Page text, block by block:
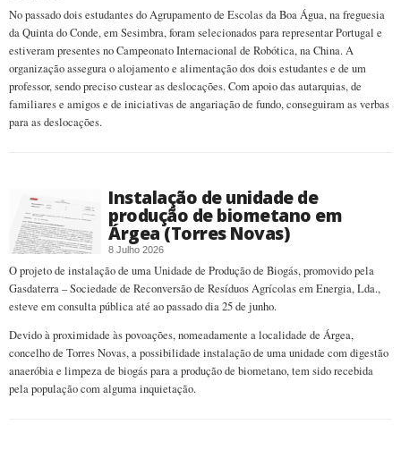
No passado dois estudantes do Agrupamento de Escolas da Boa Água, na freguesia
da Quinta do Conde, em Sesimbra, foram selecionados para representar Portugal e
estiveram presentes no Campeonato Internacional de Robótica, na China. A
organização assegura o alojamento e alimentação dos dois estudantes e de um
professor, sendo preciso custear as deslocações. Com apoio das autarquias, de
familiares e amigos e de iniciativas de angariação de fundo, conseguiram as verbas
para as deslocações.
Instalação de unidade de
produção de biometano em
Árgea (Torres Novas)
8 Julho 2026
O projeto de instalação de uma Unidade de Produção de Biogás, promovido pela
Gasdaterra – Sociedade de Reconversão de Resíduos Agrícolas em Energia, Lda.,
esteve em consulta pública até ao passado dia 25 de junho.
Devido à proximidade às povoações, nomeadamente a localidade de Árgea,
concelho de Torres Novas, a possibilidade instalação de uma unidade com digestão
anaeróbia e limpeza de biogás para a produção de biometano, tem sido recebida
pela população com alguma inquietação.